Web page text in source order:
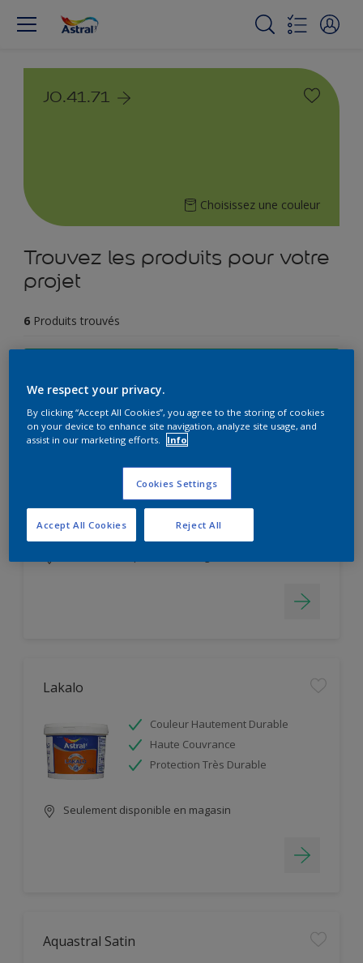
J0.41.71
Choisissez une couleur
Trouvez les produits pour votre
projet
6 Produits trouvés
Aquastral Mat
Facile d'application
Masque les Imperfections
Couleur Hautement Durable
Lakalo
Couleur Hautement Durable
Haute Couvrance
Protection Très Durable
Seulement disponible en magasin
Aquastral Satin
We respect your privacy.
By clicking “Accept All Cookies”, you agree to the storing of cookies
on your device to enhance site navigation, analyze site usage, and
assist in our marketing efforts.
Info
Cookies Settings
Reject All
Accept All Cookies